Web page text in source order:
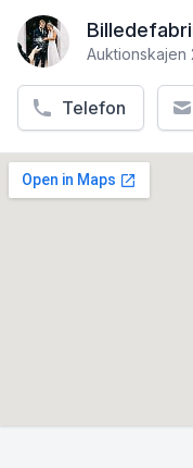
Auktionskajen
Telefon